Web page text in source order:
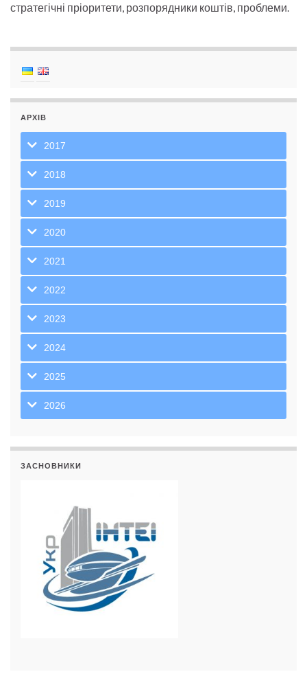
стратегічні пріоритети, розпорядники коштів, проблеми.
АРХІВ
2017
2018
2019
2020
2021
2022
2023
2024
2025
2026
ЗАСНОВНИКИ